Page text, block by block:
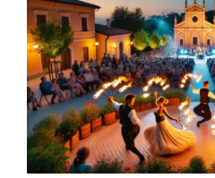
immagine